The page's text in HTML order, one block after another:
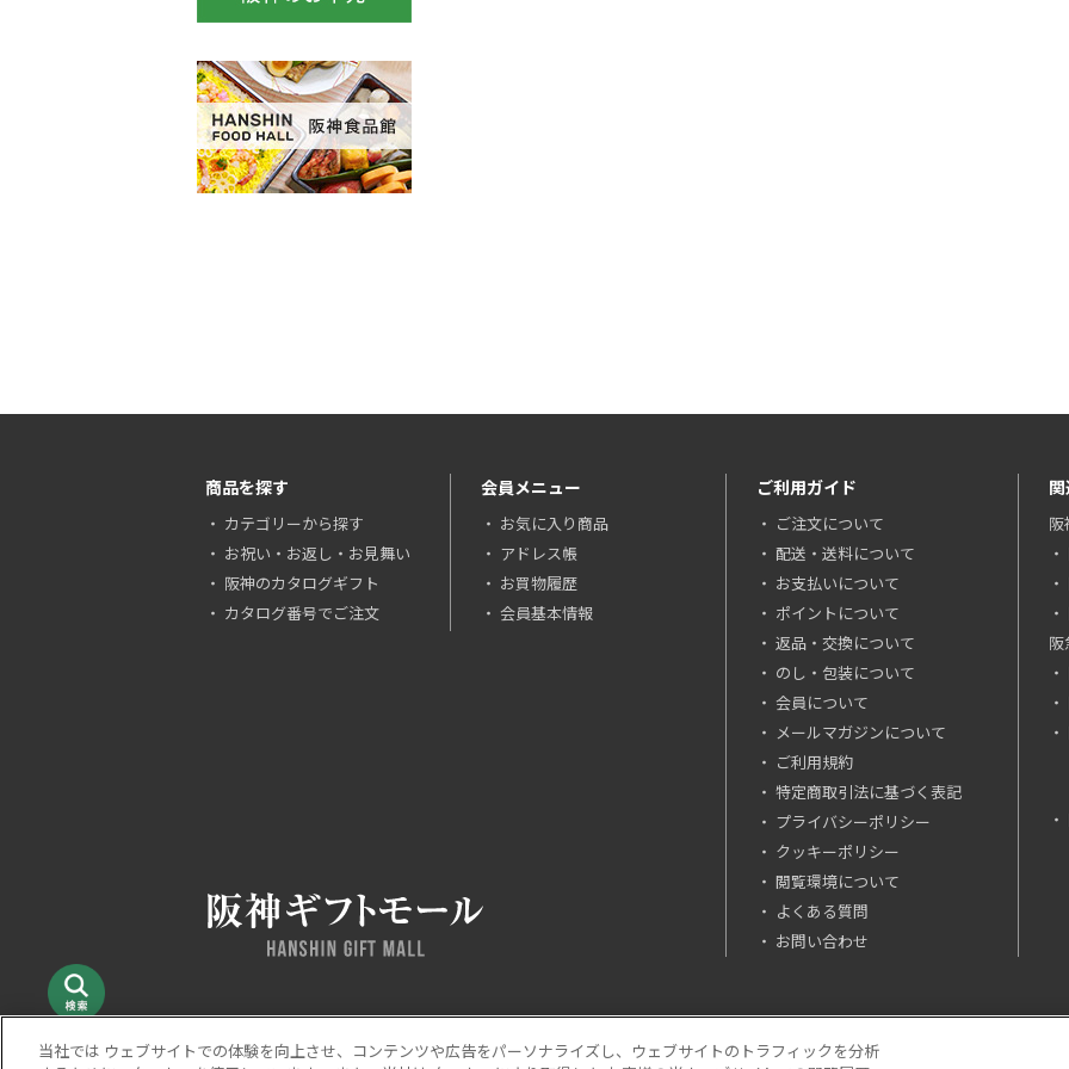
商品を探す
カテゴリーから探す
お祝い・お返し・お見舞い
阪神のカタログギフト
カタログ番号でご注文
会員メニュー
お気に入り商品
アドレス帳
お買物履歴
会員基本情報
ご利用ガイド
ご注文について
配送・送料について
お支払いについて
ポイントについて
返品・交換について
のし・包装について
会員について
メールマガジンについて
ご利用規約
特定商取引法に基づく表記
プライバシーポリシー
クッキーポリシー
閲覧環境について
よくある質問
お問い合わせ
阪
阪
当社では ウェブサイトでの体験を向上させ、コンテンツや広告をパーソナライズし、ウェブサイトのトラフィックを分析